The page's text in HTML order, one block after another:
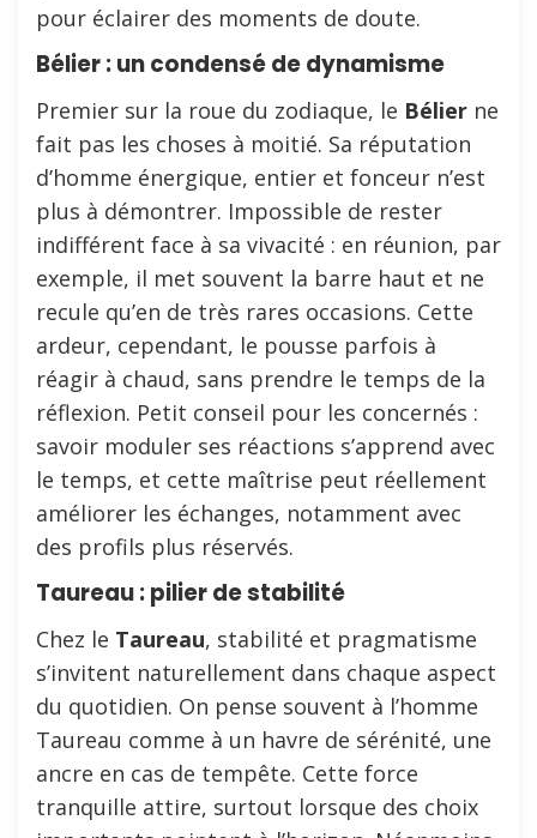
pour éclairer des moments de doute.
Bélier : un condensé de dynamisme
Premier sur la roue du zodiaque, le Bélier ne
fait pas les choses à moitié. Sa réputation
d’homme énergique, entier et fonceur n’est
plus à démontrer. Impossible de rester
indifférent face à sa vivacité : en réunion, par
exemple, il met souvent la barre haut et ne
recule qu’en de très rares occasions. Cette
ardeur, cependant, le pousse parfois à
réagir à chaud, sans prendre le temps de la
réflexion. Petit conseil pour les concernés :
savoir moduler ses réactions s’apprend avec
le temps, et cette maîtrise peut réellement
améliorer les échanges, notamment avec
des profils plus réservés.
Taureau : pilier de stabilité
Chez le Taureau, stabilité et pragmatisme
s’invitent naturellement dans chaque aspect
du quotidien. On pense souvent à l’homme
Taureau comme à un havre de sérénité, une
ancre en cas de tempête. Cette force
tranquille attire, surtout lorsque des choix